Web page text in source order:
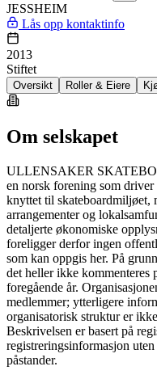
JESSHEIM
Lås opp kontaktinfo
2013
Stiftet
Oversikt Roller & Eiere
Om selskapet
ULLENSAKER
en norsk forening som
knyttet til skateboardmiljøet,
arrangementer og
detaljerte økonomiske
foreligger derfor ingen
som kan oppgis her. På
det heller ikke kommenteres
foregående år.
medlemmer; ytterligere
organisatorisk struktur er
Beskrivelsen er basert på
registreringsinformasjon
påstander.